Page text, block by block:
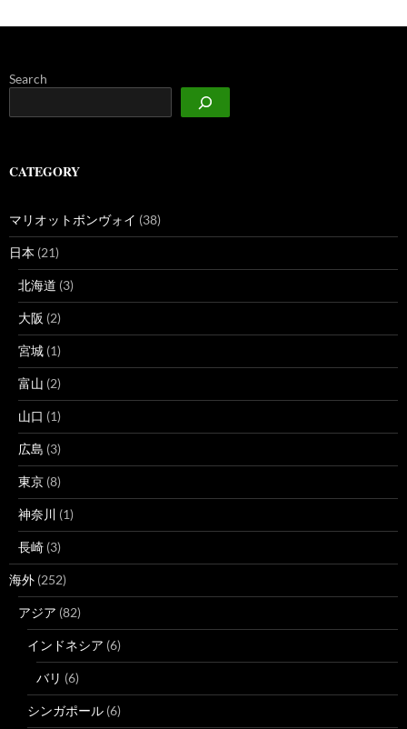
Search
CATEGORY
マリオットボンヴォイ (38)
日本 (21)
北海道 (3)
大阪 (2)
宮城 (1)
富山 (2)
山口 (1)
広島 (3)
東京 (8)
神奈川 (1)
長崎 (3)
海外 (252)
アジア (82)
インドネシア (6)
バリ (6)
シンガポール (6)